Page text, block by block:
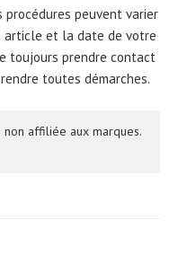
peuvent varier
article et la date de votre
toujours prendre contact
toutes démarches.
non affiliée aux marques.